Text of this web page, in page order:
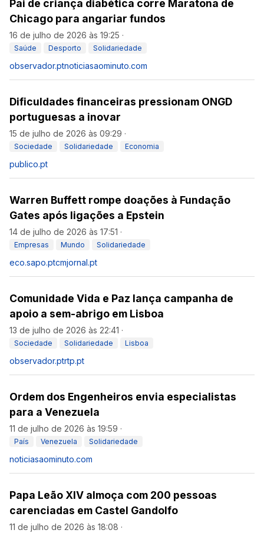
Pai de criança diabética corre Maratona de
Chicago para angariar fundos
16 de julho de 2026 às 19:25 ·
Saúde Desporto Solidariedade
observador.ptnoticiasaominuto.com
Dificuldades financeiras pressionam ONGD
portuguesas a inovar
15 de julho de 2026 às 09:29 ·
Sociedade Solidariedade Economia
publico.pt
Warren Buffett rompe doações à Fundação
Gates após ligações a Epstein
14 de julho de 2026 às 17:51 ·
Empresas Mundo Solidariedade
eco.sapo.ptcmjornal.pt
Comunidade Vida e Paz lança campanha de
apoio a sem-abrigo em Lisboa
13 de julho de 2026 às 22:41 ·
Sociedade Solidariedade Lisboa
observador.ptrtp.pt
Ordem dos Engenheiros envia especialistas
para a Venezuela
11 de julho de 2026 às 19:59 ·
País Venezuela Solidariedade
noticiasaominuto.com
Papa Leão XIV almoça com 200 pessoas
carenciadas em Castel Gandolfo
11 de julho de 2026 às 18:08 ·